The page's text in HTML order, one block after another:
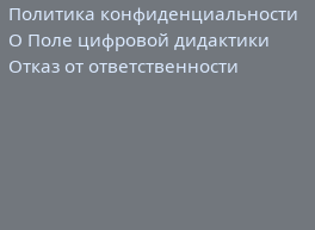
Политика конфиденциальности
О Поле цифровой дидактики
Отказ от ответственности